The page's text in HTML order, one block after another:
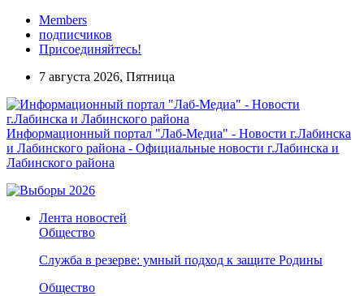
Members
подписчиков
Присоединяйтесь!
7 августа 2026, Пятница
Информационный портал "Лаб-Медиа" - Новости г.Лабинска
и Лабинского района - Официальные новости г.Лабинска и
Лабинского района
Лента новостей
Общество
Служба в резерве: умный подход к защите Родины
Общество